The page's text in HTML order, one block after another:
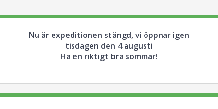
Nu är expeditionen stängd, vi öppnar igen
tisdagen den 4 augusti
Ha en riktigt bra sommar!